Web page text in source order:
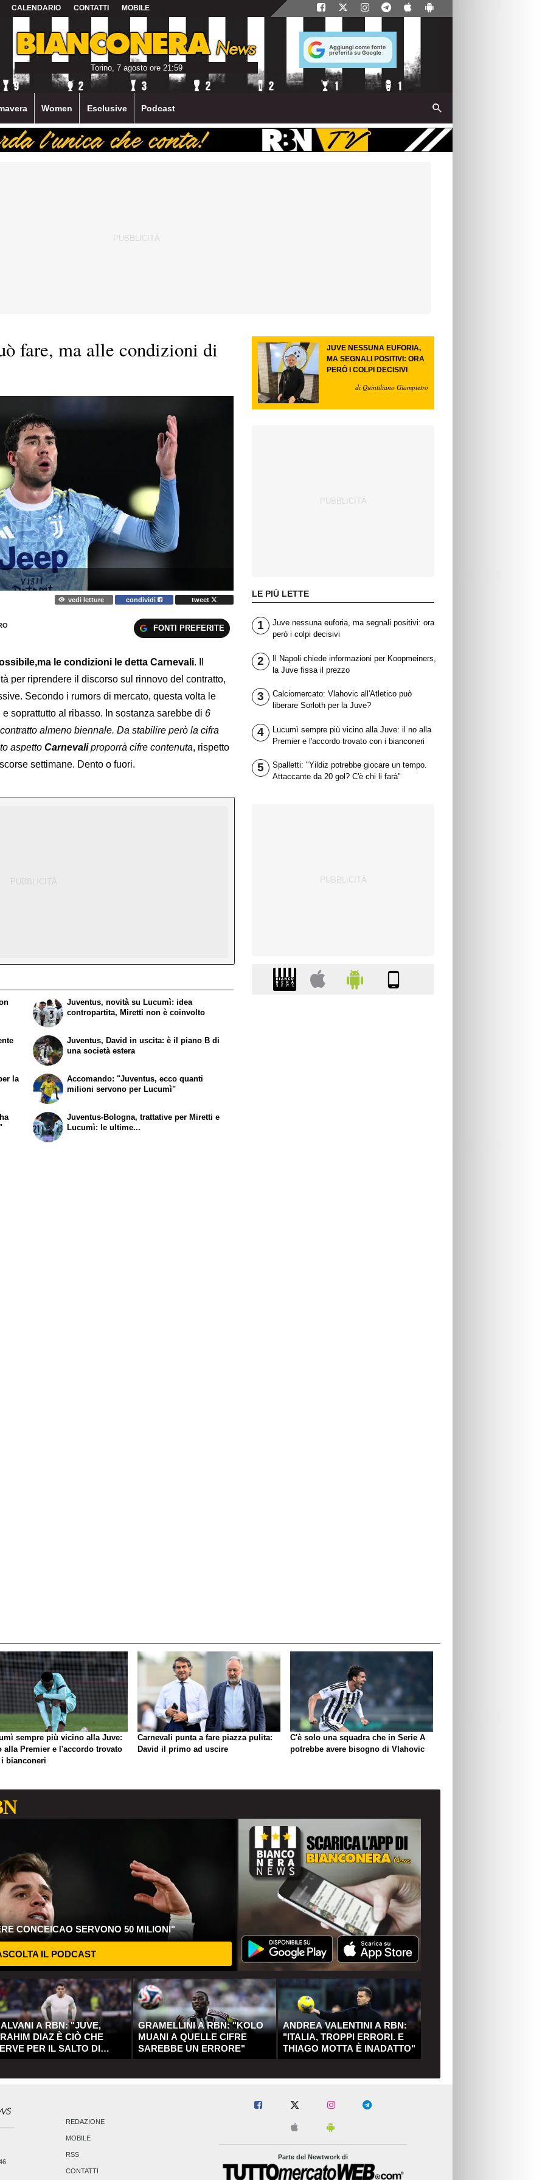
CALENDARIO CONTATTI MOBILE
Torino, 7 agosto ore 21:59
Women Esclusive Podcast
fare, ma alle condizioni di
vedi letture condividi tweet
FONTI PREFERITE
le condizioni le detta Carnevali. Il
per riprendere il discorso sul rinnovo del contratto,
Secondo i rumors di mercato, questa volta le
soprattutto al ribasso. In sostanza sarebbe di 6
almeno biennale. Da stabilire però la cifra
aspetto Carnevaliproporrà cifre contenuta, rispetto
settimane. Dento o fuori.
Juventus, novità su Lucumì: idea
contropartita, Miretti non è coinvolto
Juventus, David in uscita: è il piano B di
una società estera
la
Accomando: "Juventus, ecco quanti
milioni servono per Lucumì"
Juventus-Bologna, trattative per Miretti e
Lucumì: le ultime...
JUVE NESSUNA EUFORIA,
MA SEGNALI POSITIVI: ORA
PERÒ I COLPI DECISIVI
di Quintiliano Giampietro
LE PIÙ LETTE
1
Juve nessuna euforia, ma segnali positivi: ora
però i colpi decisivi
2
Il Napoli chiede informazioni per Koopmeiners,
la Juve fissa il prezzo
3
Calciomercato: Vlahovic all'Atletico può
liberare Sorloth per la Juve?
4
Lucumì sempre più vicino alla Juve: il no alla
Premier e l'accordo trovato con i bianconeri
5
Spalletti: "Yildiz potrebbe giocare un tempo.
Attaccante da 20 gol? C'è chi li farà"
sempre più vicino alla Juve:
alla Premier e l'accordo trovato
bianconeri
Carnevali punta a fare piazza pulita:
David il primo ad uscire
C'è solo una squadra che in Serie A
potrebbe avere bisogno di Vlahovic
CONCEICAO SERVONO 50 MILIONI"
IL PODCAST
A RBN: "JUVE,
DIAZ È CIÒ CHE
PER IL SALTO DI
GRAMELLINI A RBN: "KOLO
MUANI A QUELLE CIFRE
SAREBBE UN ERRORE"
ANDREA VALENTINI A RBN:
"ITALIA, TROPPI ERRORI. E
THIAGO MOTTA È INADATTO"
REDAZIONE
MOBILE
RSS
CONTATTI
Parte del Newtwork di